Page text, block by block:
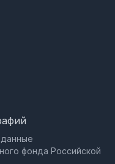
фонда Российской